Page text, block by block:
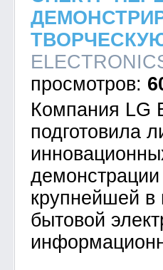
Компания LG
подготовила
крупнейшей в
бытовой